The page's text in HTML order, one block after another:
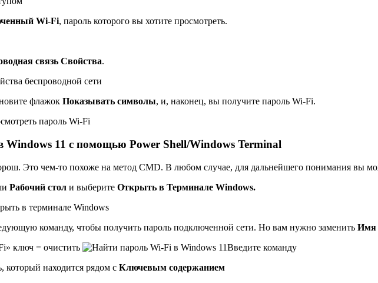
Wi-Fi, пароль которого вы хотите просмотреть.
связь Свойства.
беспроводной сети
флажок Показывать символы, и, наконец, вы получите пароль Wi-Fi.
пароль Wi-Fi
11 с помощью Power Shell/Windows Terminal
Это чем-то похоже на метод CMD. В любом случае, для дальнейшего понимания вы
Рабочий стол и выберите Открыть в Терминале Windows.
в терминале Windows
команду, чтобы получить пароль подключенной сети. Но вам нужно заменить Имя
ключ = очистить
Введите команду
который находится рядом с Ключевым содержанием